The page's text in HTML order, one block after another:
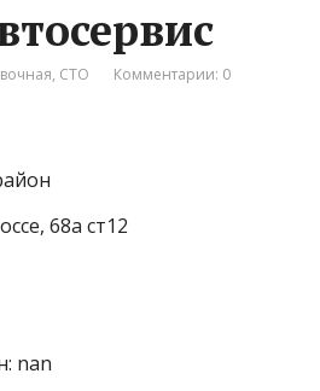
, СТО Комментарии: 0
68а ст12
nan